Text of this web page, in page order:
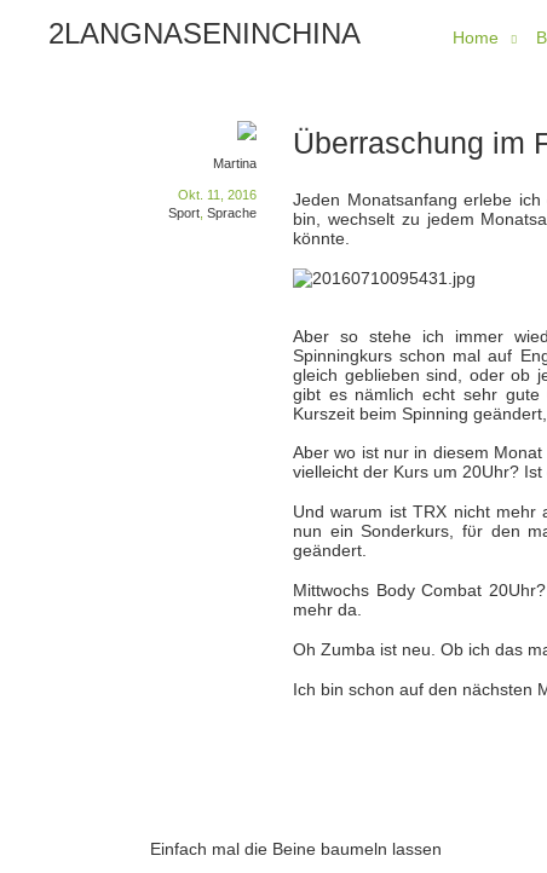
2LANGNASENINCHINA Home
Überraschung im
Martina
Okt. 11, 2016
Sport, Sprache
Jeden Monatsanfang erlebe
bin, wechselt zu jedem
könnte.
Aber so stehe ich immer
Spinningkurs schon mal auf
gleich geblieben sind, oder ob
gibt es nämlich echt sehr
Kurszeit beim Spinning
Aber wo ist nur in diesem
vielleicht der Kurs um 20Uhr? Ist
Und warum ist TRX nicht mehr
nun ein Sonderkurs, fϋr den
geändert.
Mittwochs Body Combat
mehr da.
Oh Zumba ist neu. Ob ich das
Ich bin schon auf den nächsten
Einfach mal die Beine baumeln lassen